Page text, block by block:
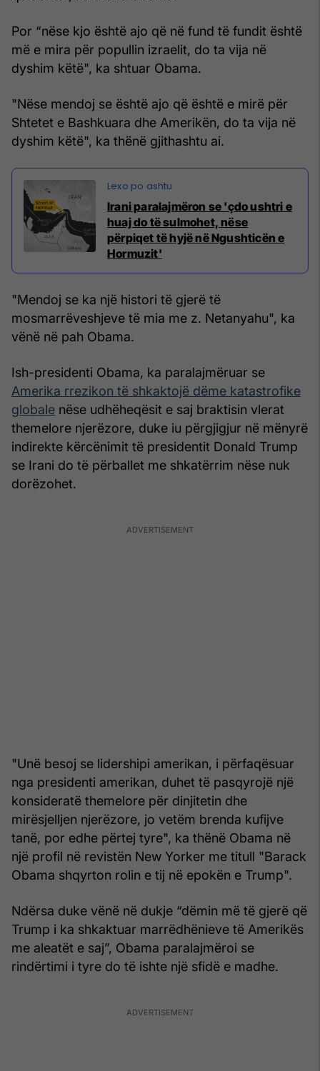
Por “nëse kjo është ajo që në fund të fundit është
më e mira për popullin izraelit, do ta vija në
dyshim këtë", ka shtuar Obama.
"Nëse mendoj se është ajo që është e mirë për
Shtetet e Bashkuara dhe Amerikën, do ta vija në
dyshim këtë", ka thënë gjithashtu ai.
Irani paralajmëron se 'çdo ushtri e
huaj do të sulmohet, nëse
përpiqet të hyjë në Ngushticën e
Hormuzit'
"Mendoj se ka një histori të gjerë të
mosmarrëveshjeve të mia me z. Netanyahu", ka
vënë në pah Obama.
Ish-presidenti Obama, ka paralajmëruar se
Amerika rrezikon të shkaktojë dëme katastrofike
globale nëse udhëheqësit e saj braktisin vlerat
themelore njerëzore, duke iu përgjigjur në mënyrë
indirekte kërcënimit të presidentit Donald Trump
se Irani do të përballet me shkatërrim nëse nuk
dorëzohet.
"Unë besoj se lidershipi amerikan, i përfaqësuar
nga presidenti amerikan, duhet të pasqyrojë një
konsideratë themelore për dinjitetin dhe
mirësjelljen njerëzore, jo vetëm brenda kufijve
tanë, por edhe përtej tyre", ka thënë Obama në
një profil në revistën New Yorker me titull "Barack
Obama shqyrton rolin e tij në epokën e Trump".
Ndërsa duke vënë në dukje “dëmin më të gjerë që
Trump i ka shkaktuar marrëdhënieve të Amerikës
me aleatët e saj”, Obama paralajmëroi se
rindërtimi i tyre do të ishte një sfidë e madhe.